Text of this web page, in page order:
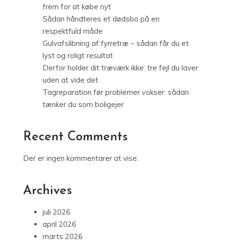
frem for at købe nyt
Sådan håndteres et dødsbo på en
respektfuld måde
Gulvafslibning af fyrretræ – sådan får du et
lyst og roligt resultat
Derfor holder dit træværk ikke: tre fejl du laver
uden at vide det
Tagreparation før problemer vokser: sådan
tænker du som boligejer
Recent Comments
Der er ingen kommentarer at vise.
Archives
juli 2026
april 2026
marts 2026